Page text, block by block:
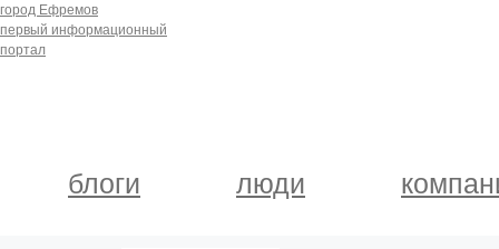
город Ефремов
первый информационный
портал
блоги люди